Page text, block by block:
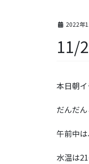
2022年
11/
本日朝
だんだ
午前中
水温は